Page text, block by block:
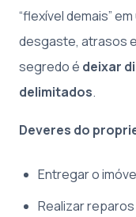
“flexível demais”
desgaste, atrasos
segredo é deixar
delimitados.
Deveres do
Entregar o
Realizar